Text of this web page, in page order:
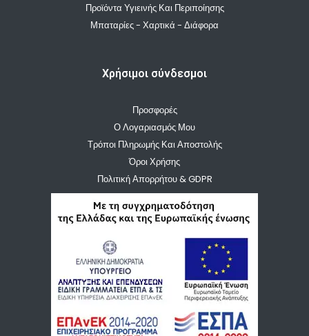
Προϊόντα Υγιεινής Και Περιποίησης
Μπαταρίες - Χαρτικά - Διάφορα
Χρήσιμοι σύνδεσμοι
Προσφορές
Ο Λογαριασμός Μου
Τρόποι Πληρωμής Και Αποστολής
Όροι Χρήσης
Πολιτική Απορρήτου & GDPR